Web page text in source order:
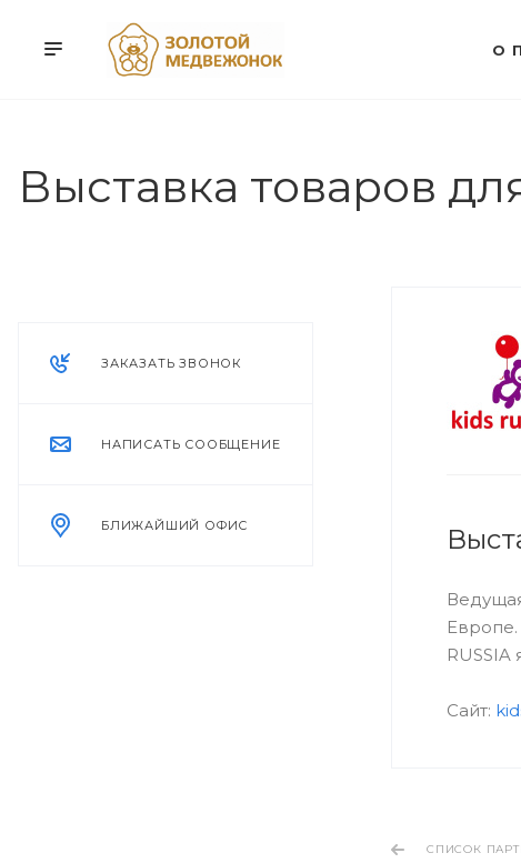
О
Выставка товаров
ЗАКАЗАТЬ ЗВОНОК
НАПИСАТЬ СООБЩЕНИЕ
БЛИЖАЙШИЙ ОФИС
Сайт:
СПИСОК